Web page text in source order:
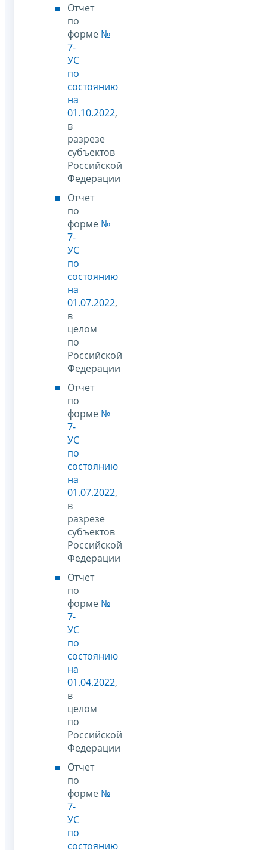
Отчет
по
форме №
7-
УС
по
состоянию
на
01.10.2022,
в
разрезе
субъектов
Российской
Федерации
Отчет
по
форме №
7-
УС
по
состоянию
на
01.07.2022,
в
целом
по
Российской
Федерации
Отчет
по
форме №
7-
УС
по
состоянию
на
01.07.2022,
в
разрезе
субъектов
Российской
Федерации
Отчет
по
форме №
7-
УС
по
состоянию
на
01.04.2022,
в
целом
по
Российской
Федерации
Отчет
по
форме №
7-
УС
по
состоянию